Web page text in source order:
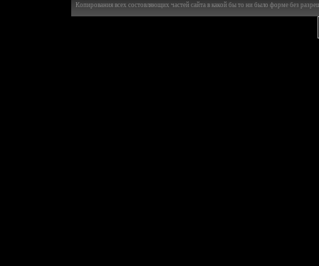
Копирования всех состовляющих частей сайта в какой бы то ни было форме без